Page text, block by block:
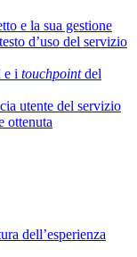
e la sua gestione
d’uso del servizio
e i touchpointdel
utente del servizio
ottenuta
dell’esperienza